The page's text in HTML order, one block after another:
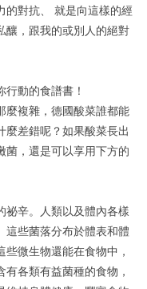
的對抗、 就是向這樣的經
釀，跟我的或別人的絕對
動的食譜書！
麼複雜，德國酸菜誰都能
差錯呢？如果酸菜長出
菌，還是可以享用下方的
祕辛。人類以及體內各樣
這些菌落分布於體表和體
微生物還能在食物中，
各類有益菌種的食物，